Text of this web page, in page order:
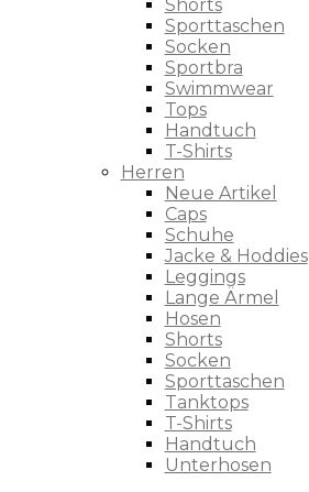
Shorts
Sporttaschen
Socken
Sportbra
Swimmwear
Tops
Handtuch
T-Shirts
Herren
Neue Artikel
Caps
Schuhe
Jacke & Hoddies
Leggings
Lange Ärmel
Hosen
Shorts
Socken
Sporttaschen
Tanktops
T-Shirts
Handtuch
Unterhosen